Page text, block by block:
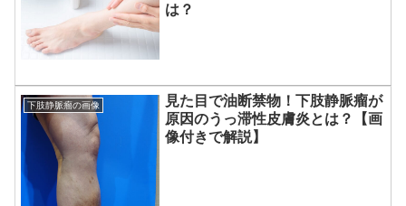
は？
下肢静脈瘤の画像
見た目で油断禁物！下肢静脈瘤が
原因のうっ滞性皮膚炎とは？【画
像付きで解説】